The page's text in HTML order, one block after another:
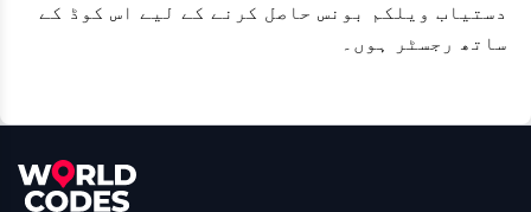
دستیاب ویلکم بونس حاصل کرنے کے لیے اس کوڈ کے
ساتھ رجسٹر ہوں۔